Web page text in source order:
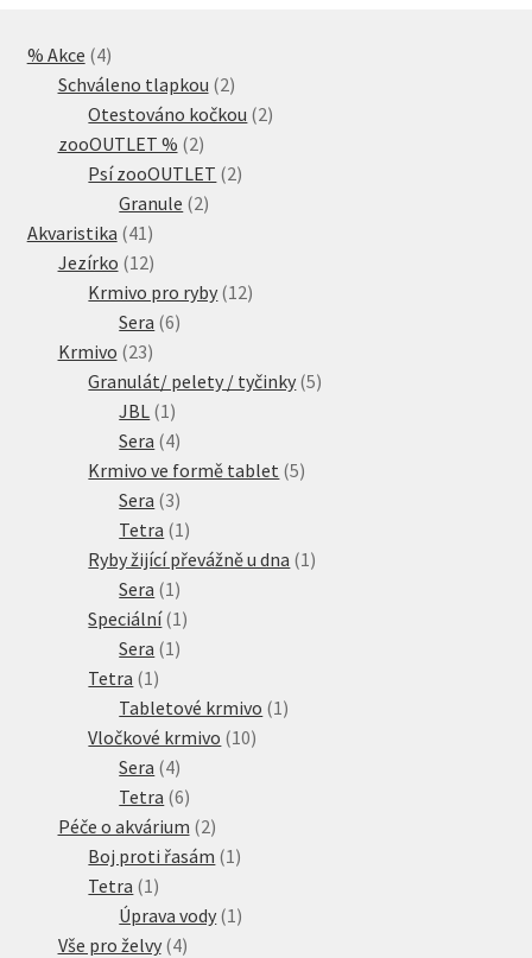
% Akce 44
produkty
Schváleno tlapkou 22
produkty
Otestováno kočkou 22
zooOUTLET % 22
produkty
Psí zooOUTLET 22
Granule 22
Akvaristika 41 41
produktů
Jezírko 1212
produktů
Krmivo pro ryby 1212
Sera 66
Krmivo 2323
produktů
Granulát/ pelety / tyčinky 55
JBL 1 1
produkt
Sera 44
produkty
Krmivo ve formě tablet 55
Sera 33
produkty
Tetra 1 1
produkt
Ryby žijící převážně u dna 1 1
Sera 1 1
produkt
Speciální 1 1
Sera 1 1
Tetra 1 1
produkt
Tabletové krmivo 1 1
Vločkové krmivo 1010
Sera 44
produkty
Tetra 66
produktů
Péče o akvárium 22
produkty
Boj proti řasám 1 1
Tetra 1 1
produkt
Úprava vody 1 1
Vše pro želvy 44